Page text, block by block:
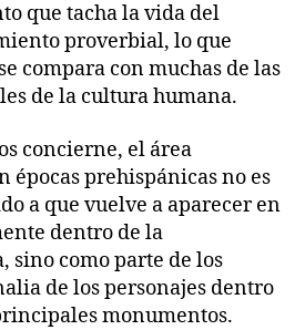
que tacha la vida del
proverbial, lo que
compara con muchas de las
de la cultura humana.
concierne, el área
épocas prehispánicas no es
a que vuelve a aparecer en
dentro de la
sino como parte de los
de los personajes dentro
monumentos.